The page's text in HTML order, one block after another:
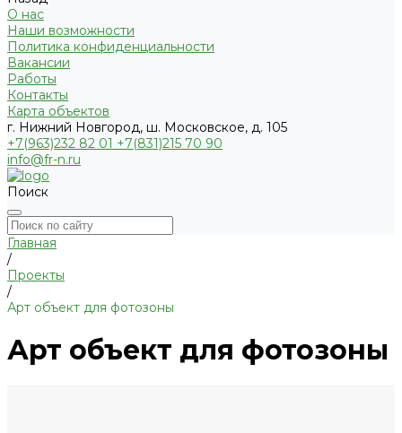
О нас
Наши возможности
Политика конфиденциальности
Вакансии
Работы
Контакты
Карта объектов
г. Нижний Новгород, ш. Московское, д. 105
+7(963)232 82 01 +7(831)215 70 90
info@fr-n.ru
Поиск
Главная
/
Проекты
/
Арт объект для фотозоны
Арт объект для фотозоны